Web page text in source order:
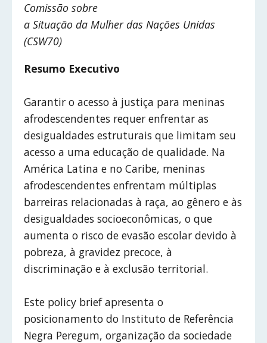
Comissão sobre
a Situação da Mulher das Nações Unidas
(CSW70)
Resumo Executivo
Garantir o acesso à justiça para meninas
afrodescendentes requer enfrentar as
desigualdades estruturais que limitam seu
acesso a uma educação de qualidade. Na
América Latina e no Caribe, meninas
afrodescendentes enfrentam múltiplas
barreiras relacionadas à raça, ao gênero e às
desigualdades socioeconômicas, o que
aumenta o risco de evasão escolar devido à
pobreza, à gravidez precoce, à
discriminação e à exclusão territorial.
Este policy brief apresenta o
posicionamento do Instituto de Referência
Negra Peregum, organização da sociedade